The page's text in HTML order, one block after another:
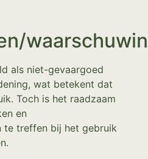
als niet-gevaargoed
wat betekent dat
Toch is het raadzaam
en
te treffen bij het gebruik